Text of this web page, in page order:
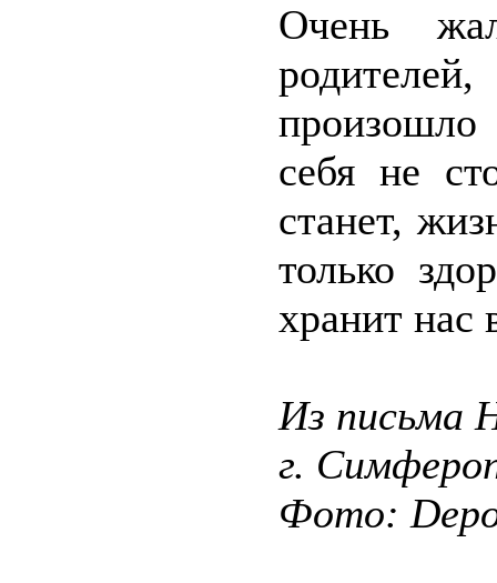
Очень
произошло
себя не
станет,
только
хранит нас
Из письма
г.
Фото: